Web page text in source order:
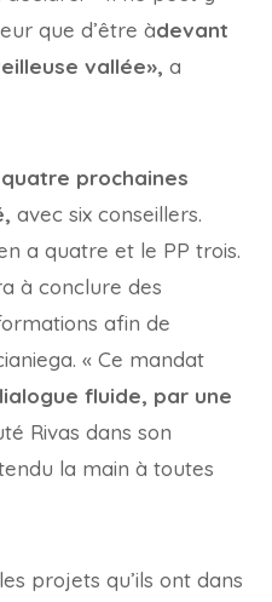
que d’être àdevant
vallée», a
prochaines
avec six conseillers.
a quatre et le PP trois.
à conclure des
afin de
« Ce mandat
fluide, par une
Rivas dans son
la main à toutes
projets qu’ils ont dans